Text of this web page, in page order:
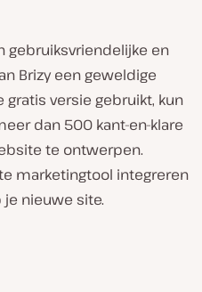
gebruiksvriendelijke en
Brizy een geweldige
gratis versie gebruikt, kun
dan 500 kant-en-klare
te ontwerpen.
marketingtool integreren
nieuwe site.